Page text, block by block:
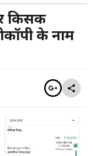
करोड़ो का खेल..?
किसकी
के नाम